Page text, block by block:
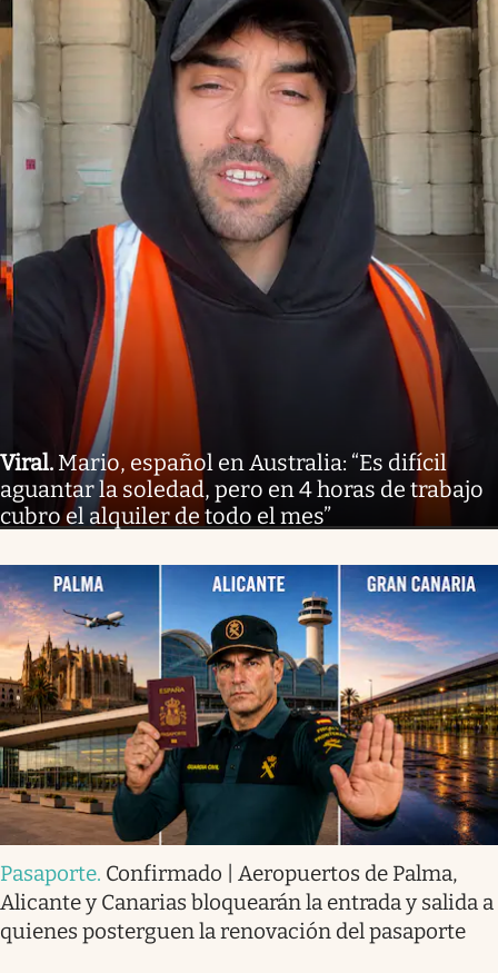
Viral. Mario, español en Australia: “Es difícil
aguantar la soledad, pero en 4 horas de trabajo
cubro el alquiler de todo el mes”
Pasaporte. Confirmado | Aeropuertos de Palma,
Alicante y Canarias bloquearán la entrada y salida a
quienes posterguen la renovación del pasaporte